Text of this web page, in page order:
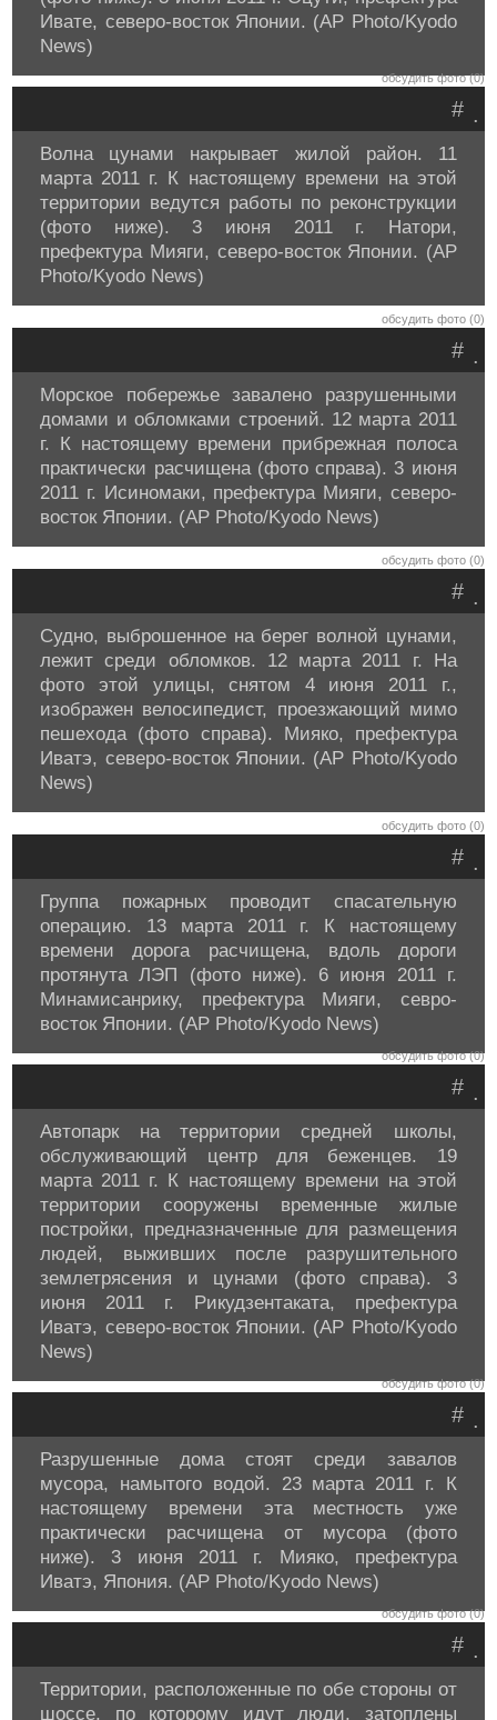
Ивате, северо-восток Японии. (AP Photo/Kyodo
News)
обсудить фото (0)
.
#
Волна цунами накрывает жилой район. 11
марта 2011 г. К настоящему времени на этой
территории ведутся работы по реконструкции
(фото ниже). 3 июня 2011 г. Натори,
префектура Мияги, северо-восток Японии. (AP
Photo/Kyodo News)
обсудить фото (0)
.
#
Морское побережье завалено разрушенными
домами и обломками строений. 12 марта 2011
г. К настоящему времени прибрежная полоса
практически расчищена (фото справа). 3 июня
2011 г. Исиномаки, префектура Мияги, северо-
восток Японии. (AP Photo/Kyodo News)
обсудить фото (0)
.
#
Судно, выброшенное на берег волной цунами,
лежит среди обломков. 12 марта 2011 г. На
фото этой улицы, снятом 4 июня 2011 г.,
изображен велосипедист, проезжающий мимо
пешехода (фото справа). Мияко, префектура
Иватэ, северо-восток Японии. (AP Photo/Kyodo
News)
обсудить фото (0)
.
#
Группа пожарных проводит спасательную
операцию. 13 марта 2011 г. К настоящему
времени дорога расчищена, вдоль дороги
протянута ЛЭП (фото ниже). 6 июня 2011 г.
Минамисанрику, префектура Мияги, севро-
восток Японии. (AP Photo/Kyodo News)
обсудить фото (0)
.
#
Автопарк на территории средней школы,
обслуживающий центр для беженцев. 19
марта 2011 г. К настоящему времени на этой
территории сооружены временные жилые
постройки, предназначенные для размещения
людей, выживших после разрушительного
землетрясения и цунами (фото справа). 3
июня 2011 г. Рикудзентаката, префектура
Иватэ, северо-восток Японии. (AP Photo/Kyodo
News)
обсудить фото (0)
.
#
Разрушенные дома стоят среди завалов
мусора, намытого водой. 23 марта 2011 г. К
настоящему времени эта местность уже
практически расчищена от мусора (фото
ниже). 3 июня 2011 г. Мияко, префектура
Иватэ, Япония. (AP Photo/Kyodo News)
обсудить фото (0)
.
#
Территории, расположенные по обе стороны от
шоссе, по которому идут люди, затоплены